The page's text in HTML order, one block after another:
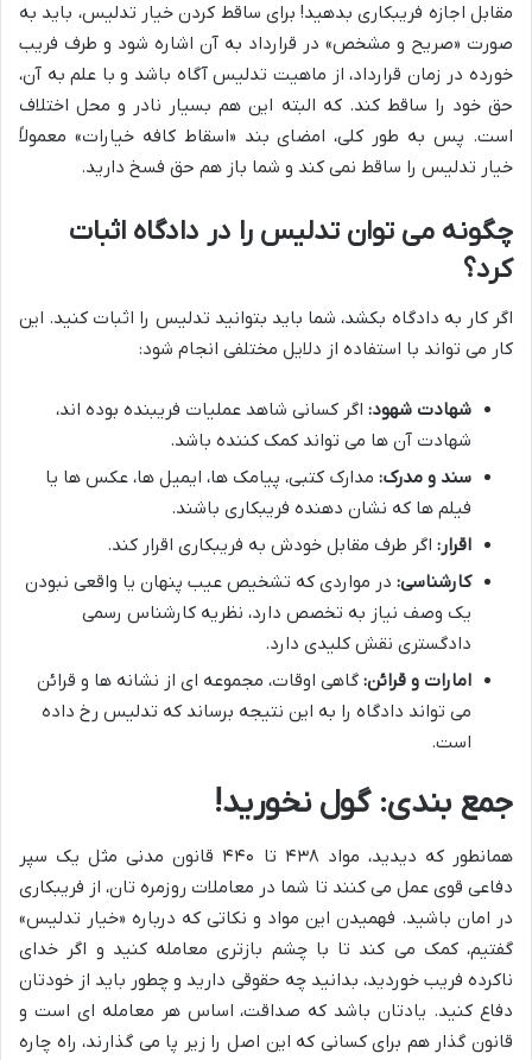
مقابل اجازه فریبکاری بدهید! برای ساقط کردن خیار تدلیس، باید به
صورت «صریح و مشخص» در قرارداد به آن اشاره شود و طرف فریب
خورده در زمان قرارداد، از ماهیت تدلیس آگاه باشد و با علم به آن،
حق خود را ساقط کند. که البته این هم بسیار نادر و محل اختلاف
است. پس به طور کلی، امضای بند «اسقاط کافه خیارات» معمولاً
خیار تدلیس را ساقط نمی کند و شما باز هم حق فسخ دارید.
چگونه می توان تدلیس را در دادگاه اثبات
کرد؟
اگر کار به دادگاه بکشد، شما باید بتوانید تدلیس را اثبات کنید. این
کار می تواند با استفاده از دلایل مختلفی انجام شود:
شهادت شهود: اگر کسانی شاهد عملیات فریبنده بوده اند،
شهادت آن ها می تواند کمک کننده باشد.
سند و مدرک: مدارک کتبی، پیامک ها، ایمیل ها، عکس ها یا
فیلم ها که نشان دهنده فریبکاری باشند.
اقرار: اگر طرف مقابل خودش به فریبکاری اقرار کند.
کارشناسی: در مواردی که تشخیص عیب پنهان یا واقعی نبودن
یک وصف نیاز به تخصص دارد، نظریه کارشناس رسمی
دادگستری نقش کلیدی دارد.
امارات و قرائن: گاهی اوقات، مجموعه ای از نشانه ها و قرائن
می تواند دادگاه را به این نتیجه برساند که تدلیس رخ داده
است.
جمع بندی: گول نخورید!
همانطور که دیدید، مواد ۴۳۸ تا ۴۴۰ قانون مدنی مثل یک سپر
دفاعی قوی عمل می کنند تا شما در معاملات روزمره تان، از فریبکاری
در امان باشید. فهمیدن این مواد و نکاتی که درباره «خیار تدلیس»
گفتیم، کمک می کند تا با چشم بازتری معامله کنید و اگر خدای
ناکرده فریب خوردید، بدانید چه حقوقی دارید و چطور باید از خودتان
دفاع کنید. یادتان باشد که صداقت، اساس هر معامله ای است و
قانون گذار هم برای کسانی که این اصل را زیر پا می گذارند، راه چاره